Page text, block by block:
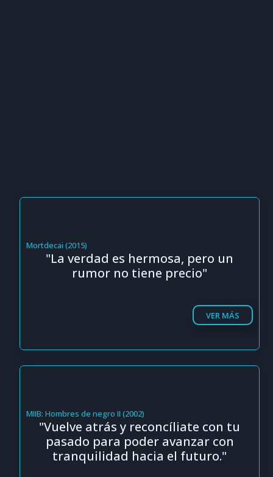
Mortdecai (2015)
"La verdad es hermosa, pero un
rumor no tiene precio"
VER MÁS
MIIB: Hombres de negro II (2002)
"Vuelve atrás y reconcíliate con tu
pasado para poder avanzar con
tranquilidad hacia el futuro."